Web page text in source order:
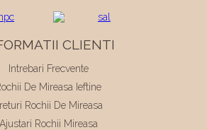
CLIENTI
Intrebari Frecvente
De Mireasa Ieftine
Rochii De Mireasa
Ajustari Rochii Mireasa